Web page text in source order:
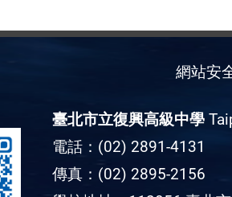
網站安
臺北市立復興高級中學
電話：(02) 2891-4131
傳真：(02) 2895-2156